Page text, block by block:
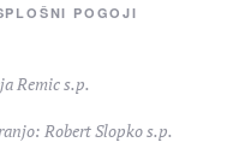
POGOJI
Remic s.p.
Robert Slopko s.p.